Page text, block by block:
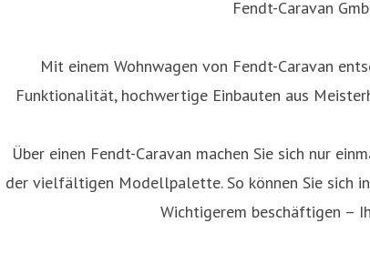
Fendt-Caravan
Mit einem Wohnwagen von Fendt-Caravan
Funktionalität, hochwertige Einbauten aus
Über einen Fendt-Caravan machen Sie sich nur
der vielfältigen Modellpalette. So können Sie sich
Wichtigerem beschäftigen –